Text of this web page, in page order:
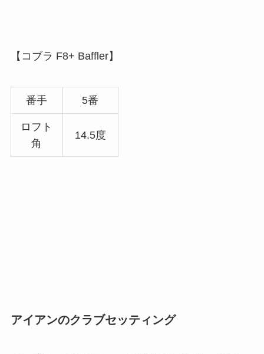
【コブラ F8+ Baffler】
番手 5番
ロフト
角
14.5度
アイアンのクラブセッティング